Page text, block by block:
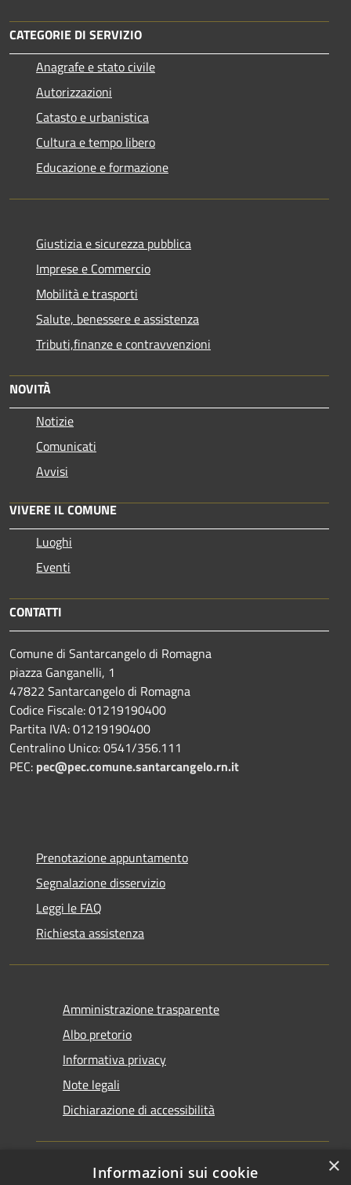
CATEGORIE DI SERVIZIO
Anagrafe e stato civile
Autorizzazioni
Catasto e urbanistica
Cultura e tempo libero
Educazione e formazione
Giustizia e sicurezza pubblica
Imprese e Commercio
Mobilità e trasporti
Salute, benessere e assistenza
Tributi,finanze e contravvenzioni
NOVITÀ
Notizie
Comunicati
Avvisi
VIVERE IL COMUNE
Luoghi
Eventi
CONTATTI
Comune di Santarcangelo di Romagna
piazza Ganganelli, 1
47822 Santarcangelo di Romagna
Codice Fiscale: 01219190400
Partita IVA: 01219190400
Centralino Unico: 0541/356.111
PEC: pec@pec.comune.santarcangelo.rn.it
Prenotazione appuntamento
Segnalazione disservizio
Leggi le FAQ
Richiesta assistenza
Amministrazione trasparente
Albo pretorio
Informativa privacy
Note legali
Dichiarazione di accessibilità
×
Informazioni sui cookie